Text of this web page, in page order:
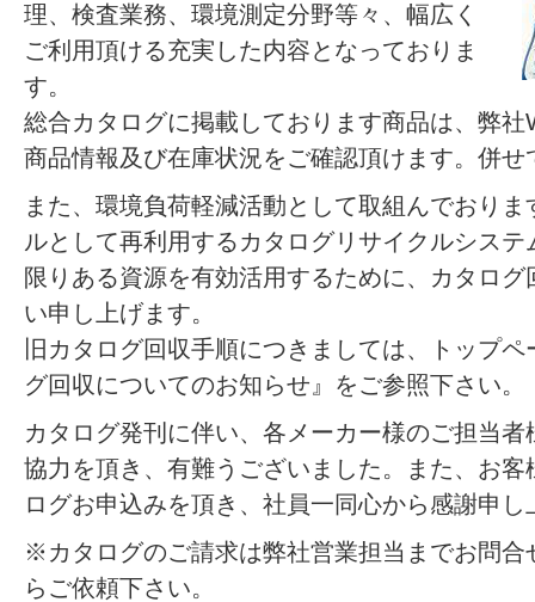
理、検査業務、環境測定分野等々、幅広く
ご利用頂ける充実した内容となっておりま
す。
総合カタログに掲載しております商品は、弊
商品情報及び在庫状況をご確認頂けます。併
また、環境負荷軽減活動として取組んでおり
ルとして再利用するカタログリサイクルシス
限りある資源を有効活用するために、カタロ
い申し上げます。
旧カタログ回収手順につきましては、トップ
グ回収についてのお知らせ』をご参照下さい。
カタログ発刊に伴い、各メーカー様のご担当
協力を頂き、有難うございました。また、お
ログお申込みを頂き、社員一同心から感謝申し
※カタログのご請求は弊社営業担当までお問
らご依頼下さい。